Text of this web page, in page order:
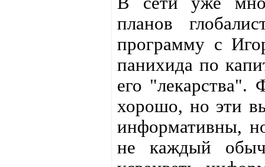
планов
программу с
панихида по
его "лекарства".
хорошо, но эти
информативны,
не каждый